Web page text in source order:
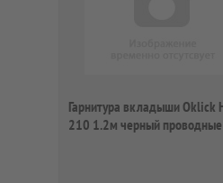
Гарнитура вкладыши Oklick
210 1.2м черный проводные